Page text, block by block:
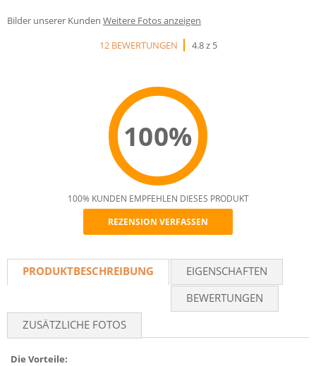
Bilder unserer Kunden Weitere Fotos anzeigen
12 BEWERTUNGEN
4.8 z 5
100%
Recommend
100% KUNDEN EMPFEHLEN DIESES PRODUKT
REZENSION VERFASSEN
PRODUKTBESCHREIBUNG
EIGENSCHAFTEN
BEWERTUNGEN
ZUSÄTZLICHE FOTOS
Die Vorteile: